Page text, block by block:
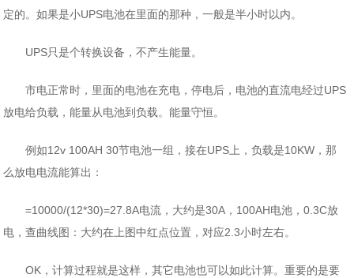
定的。如果是小UPS电池在里面的那种，一般是半小时以内。
UPS只是个转换设备，不产生能量。
市电正常时，里面的电池在充电，停电后，电池的直流电经过UPS
放电给负载，能量从电池到负载。能量守恒。
例如12v 100AH 30节电池一组，接在UPS上，负载是10KW，那
么放电电流能算出：
=10000/(12*30)=27.8A电流，大约是30A，100AH电池，0.3C放
电，查曲线图：大约在上图中红点位置，对应2.3小时左右。
OK，计算过程就是这样，其它电池也可以如此计算。重要的是要